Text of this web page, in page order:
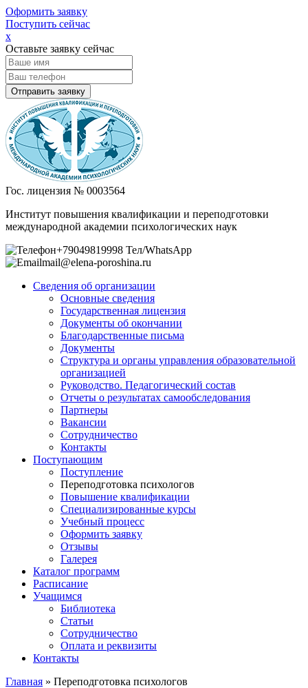
Оформить заявку
Поступить сейчас
х
Оставьте заявку сейчас
Гос. лицензия № 0003564
Институт повышения квалификации и переподготовки
международной академии психологических наук
+79049819998 Тел/WhatsApp
mail@elena-poroshina.ru
Сведения об организации
Основные сведения
Государственная лицензия
Документы об окончании
Благодарственные письма
Документы
Структура и органы управления образовательной
организацией
Руководство. Педагогический состав
Отчеты о результатах самообследования
Партнеры
Вакансии
Сотрудничество
Контакты
Поступающим
Поступление
Переподготовка психологов
Повышение квалификации
Специализированные курсы
Учебный процесс
Оформить заявку
Отзывы
Галерея
Каталог программ
Расписание
Учащимся
Библиотека
Статьи
Сотрудничество
Оплата и реквизиты
Контакты
Главная » Переподготовка психологов